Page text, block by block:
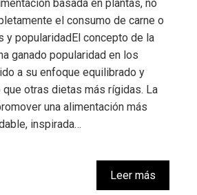
basada en plantas, no
el consumo de carne o
y popularidadEl concepto de la
ganado popularidad en los
a su enfoque equilibrado y
otras dietas más rígidas. La
una alimentación más
inspirada…
Leer más